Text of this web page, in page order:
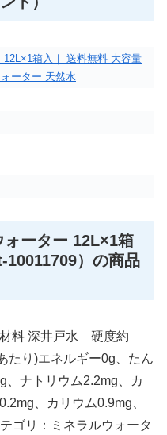
12L×1箱入｜ 送料無料 大容量
ーター 天然水
ォーター 12L×1箱
）の商品
料 深井戸水 硬度約
たり)エネルギー0g、たん
、ナトリウム2.2mg、カ
、カリウム0.9mg、
ゴリ：ミネラルウォータ